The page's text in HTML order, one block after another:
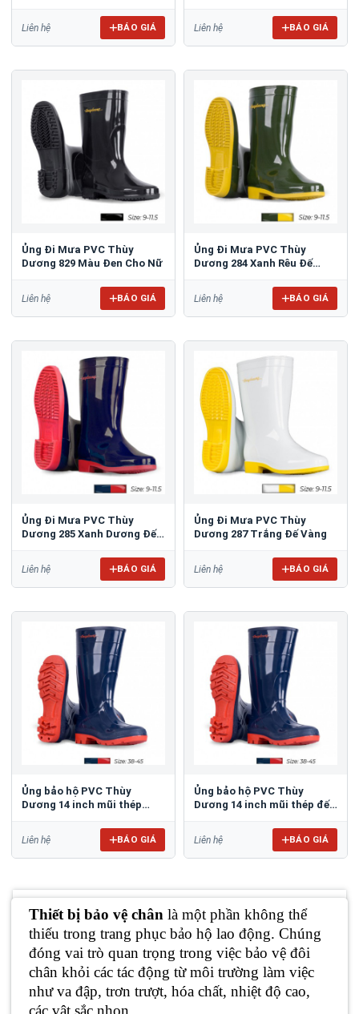
Liên hệ BÁO GIÁ Liên hệ BÁO GIÁ
Ủng Đi Mưa PVC Thùy
Dương 829 Màu Đen Cho Nữ
Liên hệ BÁO GIÁ
Ủng Đi Mưa PVC Thùy
Dương 284 Xanh Rêu Đế
Liên hệ BÁO GIÁ
Ủng Đi Mưa PVC Thùy
Dương 285 Xanh Dương Đế
Liên hệ BÁO GIÁ
Ủng Đi Mưa PVC Thùy
Dương 287 Trắng Đế Vàng
Liên hệ BÁO GIÁ
Ủng bảo hộ PVC Thùy
Dương 14 inch mũi thép
Liên hệ BÁO GIÁ
Ủng bảo hộ PVC Thùy
Dương 14 inch mũi thép đế
Liên hệ BÁO GIÁ
Thiết bị bảo vệ chân là một phần không thể
thiếu trong trang phục bảo hộ lao động. Chúng
đóng vai trò quan trọng trong việc bảo vệ đôi
chân khỏi các tác động từ môi trường làm việc
như va đập, trơn trượt, hóa chất, nhiệt độ cao,
các vật sắc nhọn,...